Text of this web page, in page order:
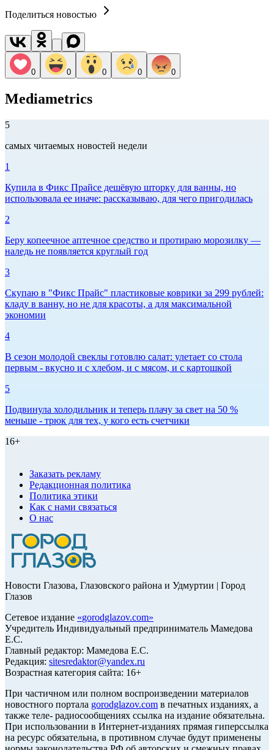
Поделиться новостью
0 0 0 0 0
Mediametrics
5
самых читаемых новостей недели
1
Купила в Фикс Прайсе дешёвую шторку для ванны, но
использовала ее иначе: рассказываю, для чего пригодилась
2
Беру копеечное аптечное средство и протираю морозилку —
наледь не появляется круглый год
3
Скупаю в "Фикс Прайс" пластиковые коврики за 299 рублей:
кладу в ванну, но не для красоты, а для максимальной
экономии
4
В сезон молодой свеклы готовлю салат: улетает со стола
первым - вкусно и с хлебом, и с мясом, и с картошкой
5
Подвинула холодильник и теперь плачу за свет на 50 %
меньше - трюк для тех, у кого есть счетчики
16+
Заказать рекламу
Редакционная политика
Политика этики
Как с нами связаться
О нас
Новости Глазова, Глазовского района и Удмуртии | Город
Глазов
Сетевое издание «gorodglazov.com»
Учредитель Индивидуальный предприниматель Мамедова
Е.С.
Главный редактор: Мамедова Е.С.
Редакция: sitesredaktor@yandex.ru
Возрастная категория сайта: 16+
При частичном или полном воспроизведении материалов
новостного портала gorodglazov.com в печатных изданиях, а
также теле- радиосообщениях ссылка на издание обязательна.
При использовании в Интернет-изданиях прямая гиперссылка
на ресурс обязательна, в противном случае будут применены